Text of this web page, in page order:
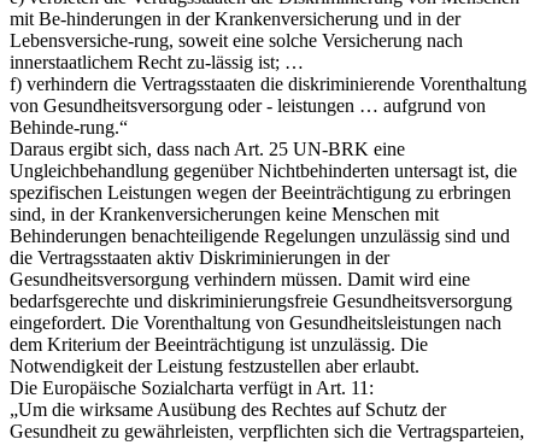
mit Be-hinderungen in der Krankenversicherung und in der
Lebensversiche-rung, soweit eine solche Versicherung nach
innerstaatlichem Recht zu-lässig ist; …
f) verhindern die Vertragsstaaten die diskriminierende Vorenthaltung
von Gesundheitsversorgung oder - leistungen … aufgrund von
Behinde-rung.“
Daraus ergibt sich, dass nach Art. 25 UN-BRK eine
Ungleichbehandlung gegenüber Nichtbehinderten untersagt ist, die
spezifischen Leistungen wegen der Beeinträchtigung zu erbringen
sind, in der Krankenversicherungen keine Menschen mit
Behinderungen benachteiligende Regelungen unzulässig sind und
die Vertragsstaaten aktiv Diskriminierungen in der
Gesundheitsversorgung verhindern müssen. Damit wird eine
bedarfsgerechte und diskriminierungsfreie Gesundheitsversorgung
eingefordert. Die Vorenthaltung von Gesundheitsleistungen nach
dem Kriterium der Beeinträchtigung ist unzulässig. Die
Notwendigkeit der Leistung festzustellen aber erlaubt.
Die Europäische Sozialcharta verfügt in Art. 11:
„Um die wirksame Ausübung des Rechtes auf Schutz der
Gesundheit zu gewährleisten, verpflichten sich die Vertragsparteien,